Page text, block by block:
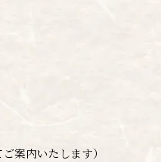
案内いたします）